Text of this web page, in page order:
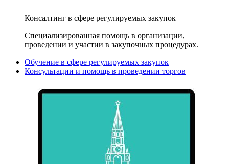
Консалтинг в сфере регулируемых закупок
Специализированная помощь в организации,
проведении и участии в закупочных процедурах.
Обучение в сфере регулируемых закупок
Консультации и помощь в проведении торгов